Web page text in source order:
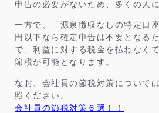
申告の必要がないため、多くの人
一方で、「源泉徴収なしの特定口
円以下なら確定申告は不要となる
で、利益に対する税金を払わなく
節税が可能となります。
なお、会社員の節税対策について
照ください。
会社員の節税対策６選！！